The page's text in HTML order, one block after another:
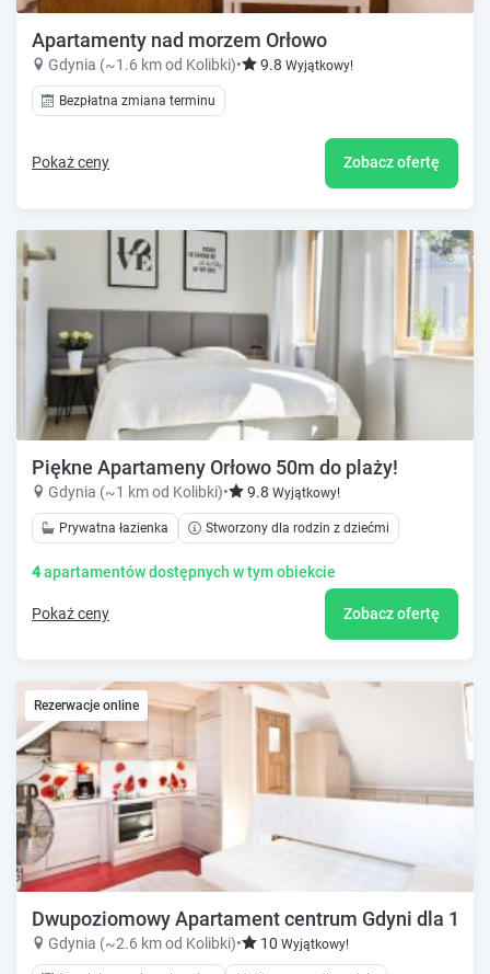
Apartamenty nad morzem Orłowo
Gdynia (~1.6 km od Kolibki)• 9.8 Wyjątkowy!
Bezpłatna zmiana terminu
Pokaż ceny Zobacz ofertę
Piękne Apartameny Orłowo 50m do plaży!
Gdynia (~1 km od Kolibki)• 9.8 Wyjątkowy!
Prywatna łazienka Stworzony dla rodzin z dziećmi
4apartamentów dostępnych w tym obiekcie
Pokaż ceny Zobacz ofertę
Rezerwacje online
Dwupoziomowy Apartament centrum Gdyni dla 1-
Gdynia (~2.6 km od Kolibki)• 10 Wyjątkowy!